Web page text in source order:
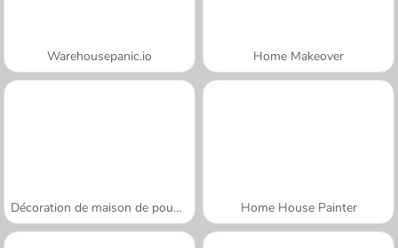
Warehousepanic.io Home Makeover
Décoration de maison de poupées Home House Painter